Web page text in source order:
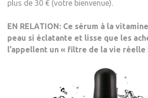
plus de 30 € (votre bienvenue).
EN RELATION: Ce sérum à la
peau si éclatante et lisse que les
l’appellent un « filtre de la vie réelle